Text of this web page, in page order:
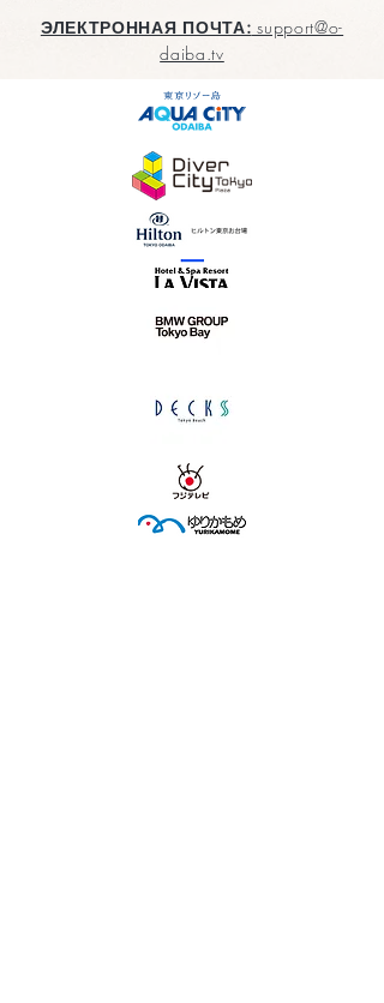
ЭЛЕКТРОННАЯ ПОЧТА: support@o-
daiba.tv